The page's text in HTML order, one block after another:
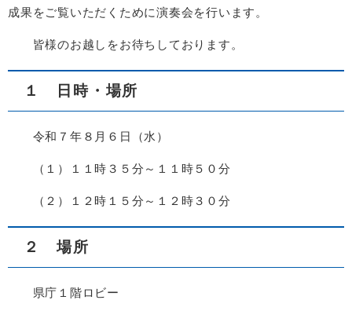
成果をご覧いただくために演奏会を行います。
皆様のお越しをお待ちしております。
１ 日時・場所
令和７年８月６日（水）
（１）１１時３５分～１１時５０分
（２）１２時１５分～１２時３０分
２ 場所
県庁１階ロビー